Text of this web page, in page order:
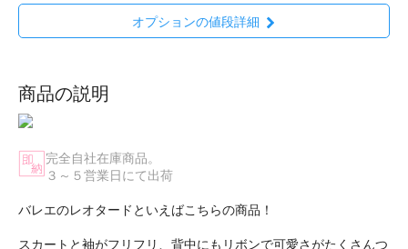
オプションの値段詳細
商品の説明
完全自社在庫商品。
３～５営業日にて出荷
バレエのレオタードといえばこちらの商品！
スカートと袖がフリフリ、背中にもリボンで可愛さがたくさんつ